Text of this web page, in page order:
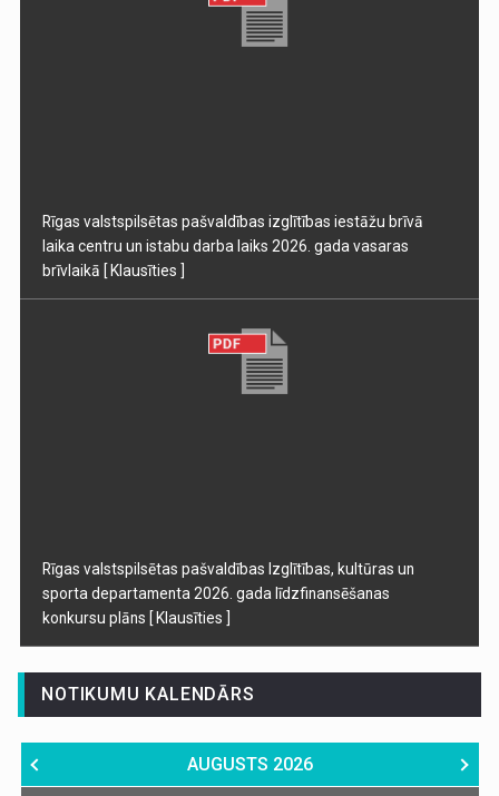
Rīgas valstspilsētas pašvaldības izglītības iestāžu brīvā
laika centru un istabu darba laiks 2026. gada vasaras
brīvlaikā [ Klausīties ]
Rīgas valstspilsētas pašvaldības Izglītības, kultūras un
sporta departamenta 2026. gada līdzfinansēšanas
konkursu plāns [ Klausīties ]
NOTIKUMU KALENDĀRS
AUGUSTS 2026